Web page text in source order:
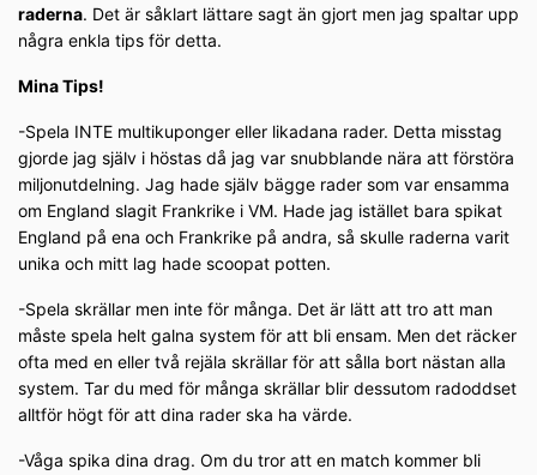
raderna. Det är såklart lättare sagt än gjort men jag spaltar upp
några enkla tips för detta.
Mina Tips!
-Spela INTE multikuponger eller likadana rader. Detta misstag
gjorde jag själv i höstas då jag var snubblande nära att förstöra
miljonutdelning. Jag hade själv bägge rader som var ensamma
om England slagit Frankrike i VM. Hade jag istället bara spikat
England på ena och Frankrike på andra, så skulle raderna varit
unika och mitt lag hade scoopat potten.
-Spela skrällar men inte för många. Det är lätt att tro att man
måste spela helt galna system för att bli ensam. Men det räcker
ofta med en eller två rejäla skrällar för att sålla bort nästan alla
system. Tar du med för många skrällar blir dessutom radoddset
alltför högt för att dina rader ska ha värde.
-Våga spika dina drag. Om du tror att en match kommer bli